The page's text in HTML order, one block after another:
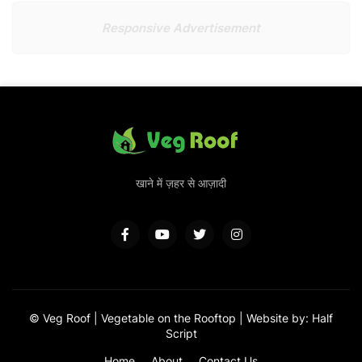
Responsive Advertisement
खाने में ज़हर से आज़ादी
© Veg Roof | Vegetable on the Rooftop | Website by: Half
Script